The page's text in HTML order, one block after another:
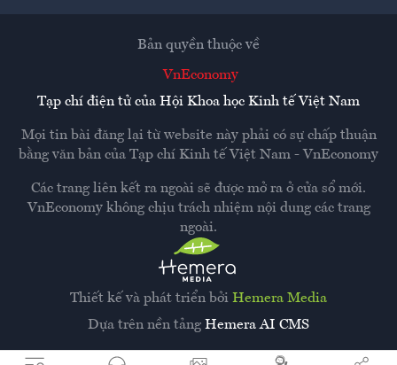
Thiết kế và phát triển bởi Hemera Media
Dựa trên nền tảng Hemera AI CMS
Bản quyền thuộc về
VnEconomy
Tạp chí điện tử của Hội Khoa học Kinh tế Việt Nam
Mọi tin bài đăng lại từ website này phải có sự chấp thuận
bằng văn bản của Tạp chí Kinh tế Việt Nam - VnEconomy
Các trang liên kết ra ngoài sẽ được mở ra ở cửa sổ mới.
VnEconomy không chịu trách nhiệm nội dung các trang
ngoài.